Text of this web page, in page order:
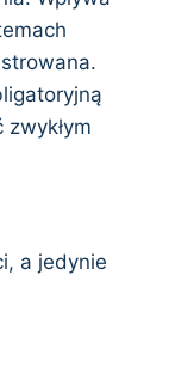
a jedynie